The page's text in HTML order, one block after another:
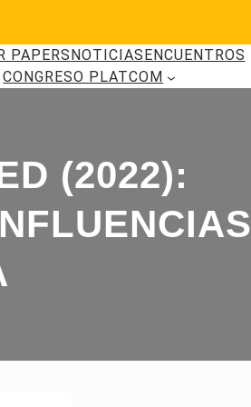
PAPERS NOTICIAS ENCUENTROS
CONGRESO PLATCOM
(2022):